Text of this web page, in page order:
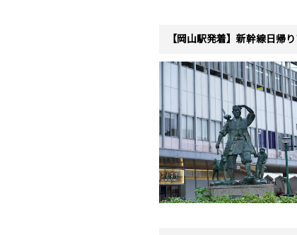
【岡山駅発着】新幹線日帰